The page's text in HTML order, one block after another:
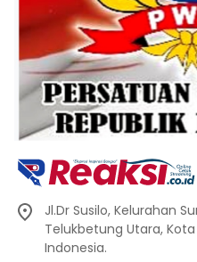
Jl.Dr Susilo, Kelurahan
Telukbetung Utara,
Indonesia.